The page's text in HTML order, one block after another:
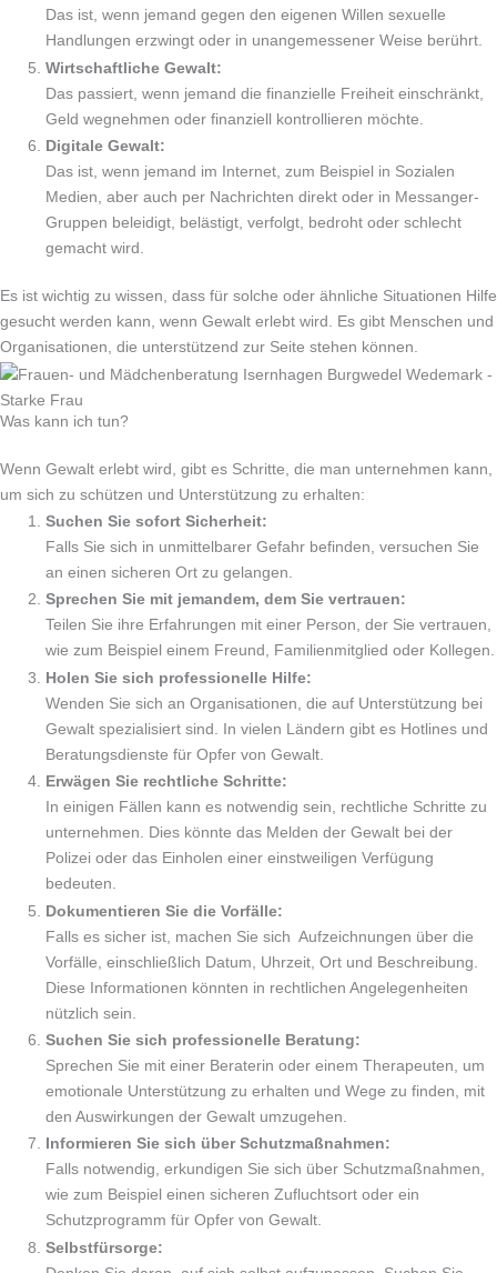
Das ist, wenn jemand gegen den eigenen Willen sexuelle
Handlungen erzwingt oder in unangemessener Weise berührt.
Wirtschaftliche Gewalt:
Das passiert, wenn jemand die finanzielle Freiheit einschränkt,
Geld wegnehmen oder finanziell kontrollieren möchte.
Digitale Gewalt:
Das ist, wenn jemand im Internet, zum Beispiel in Sozialen
Medien, aber auch per Nachrichten direkt oder in Messanger-
Gruppen beleidigt, belästigt, verfolgt, bedroht oder schlecht
gemacht wird.
Es ist wichtig zu wissen, dass für solche oder ähnliche Situationen Hilfe
gesucht werden kann, wenn Gewalt erlebt wird. Es gibt Menschen und
Organisationen, die unterstützend zur Seite stehen können.
Was kann ich tun?
Wenn Gewalt erlebt wird, gibt es Schritte, die man unternehmen kann,
um sich zu schützen und Unterstützung zu erhalten:
Suchen Sie sofort Sicherheit:
Falls Sie sich in unmittelbarer Gefahr befinden, versuchen Sie
an einen sicheren Ort zu gelangen.
Sprechen Sie mit jemandem, dem Sie vertrauen:
Teilen Sie ihre Erfahrungen mit einer Person, der Sie vertrauen,
wie zum Beispiel einem Freund, Familienmitglied oder Kollegen.
Holen Sie sich professionelle Hilfe:
Wenden Sie sich an Organisationen, die auf Unterstützung bei
Gewalt spezialisiert sind. In vielen Ländern gibt es Hotlines und
Beratungsdienste für Opfer von Gewalt.
Erwägen Sie rechtliche Schritte:
In einigen Fällen kann es notwendig sein, rechtliche Schritte zu
unternehmen. Dies könnte das Melden der Gewalt bei der
Polizei oder das Einholen einer einstweiligen Verfügung
bedeuten.
Dokumentieren Sie die Vorfälle:
Falls es sicher ist, machen Sie sich Aufzeichnungen über die
Vorfälle, einschließlich Datum, Uhrzeit, Ort und Beschreibung.
Diese Informationen könnten in rechtlichen Angelegenheiten
nützlich sein.
Suchen Sie sich professionelle Beratung:
Sprechen Sie mit einer Beraterin oder einem Therapeuten, um
emotionale Unterstützung zu erhalten und Wege zu finden, mit
den Auswirkungen der Gewalt umzugehen.
Informieren Sie sich über Schutzmaßnahmen:
Falls notwendig, erkundigen Sie sich über Schutzmaßnahmen,
wie zum Beispiel einen sicheren Zufluchtsort oder ein
Schutzprogramm für Opfer von Gewalt.
Selbstfürsorge: